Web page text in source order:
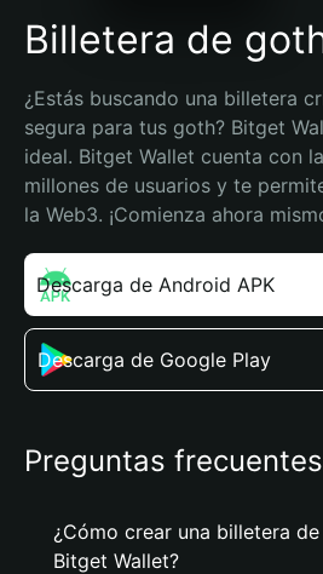
Billetera de
¿Estás buscando una billetera
segura para tus goth? Bitget
ideal. Bitget Wallet cuenta con
millones de usuarios y te
la Web3. ¡Comienza ahora
Descarga de Android APK
Descarga de Google Play
Preguntas frecuentes
¿Cómo crear una billetera
Bitget Wallet?